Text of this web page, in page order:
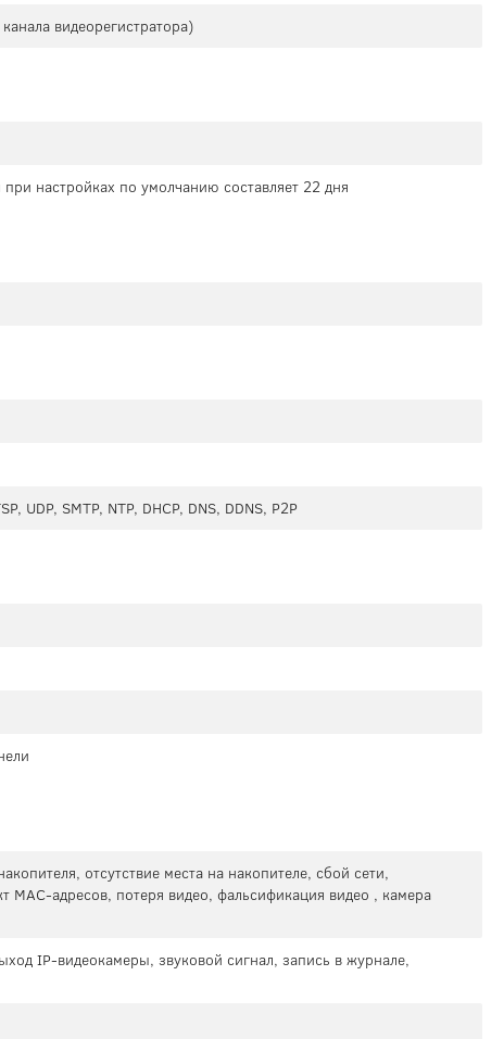
видеорегистратора)
настройках по умолчанию составляет 22 дня
UDP, SMTP, NTP, DHCP, DNS, DDNS, P2P
отсутствие места на накопителе, сбой сети,
MAC-адресов, потеря видео, фальсификация видео , камера
IP-видеокамеры, звуковой сигнал, запись в журнале,